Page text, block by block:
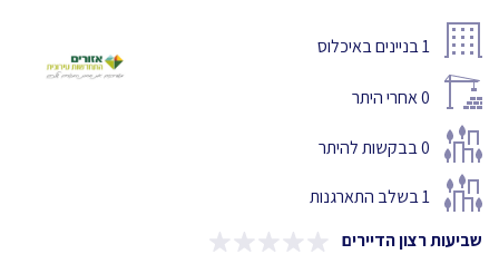
1בניינים באיכלוס
0אחרי היתר
0בבקשות להיתר
1בשלב התארגנות
שביעות רצון הדיירים